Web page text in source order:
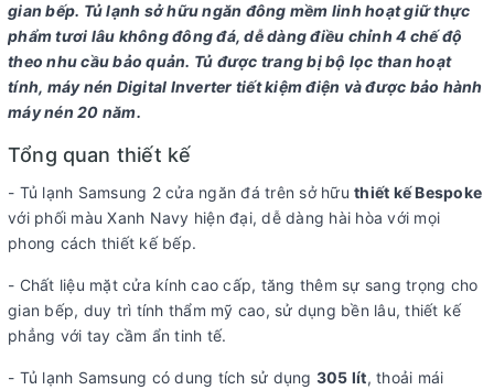
Power Cool
đổi nhiệt độ
Công nghệ bảo quản thực
Ngăn đông mềm linh hoạt 4 chế độ
Optimal Fresh+
Công nghệ kháng khuẩn, khử mùi:
Tiện ích
Tiện ích:Tăng không gian lưu trữ nhờ công nghệ SpaceMax Quản
lí thông minh SmartThings Hộp đá xoay di động
Thông tin lắp đặt
Kích thước - Khối
lượng:
Cao 171.5 cm - Ngang 60 cm - Sâu 64.7 cm -
gian bếp. Tủ lạnh sở hữu ngăn đông mềm linh hoạt giữ thực
phẩm tươi lâu không đông đá, dễ dàng điều chỉnh 4 chế độ
theo nhu cầu bảo quản. Tủ được trang bị bộ lọc than hoạt
tính, máy nén Digital Inverter tiết kiệm điện và được bảo hành
máy nén 20 năm.
Tổng quan thiết kế
- Tủ lạnh Samsung 2 cửa ngăn đá trên sở hữu thiết kế Bespoke
với phối màu Xanh Navy hiện đại, dễ dàng hài hòa với mọi
phong cách thiết kế bếp.
- Chất liệu mặt cửa kính cao cấp, tăng thêm sự sang trọng cho
gian bếp, duy trì tính thẩm mỹ cao, sử dụng bền lâu, thiết kế
phẳng với tay cầm ẩn tinh tế.
- Tủ lạnh Samsung có dung tích sử dụng 305 lít, thoải mái